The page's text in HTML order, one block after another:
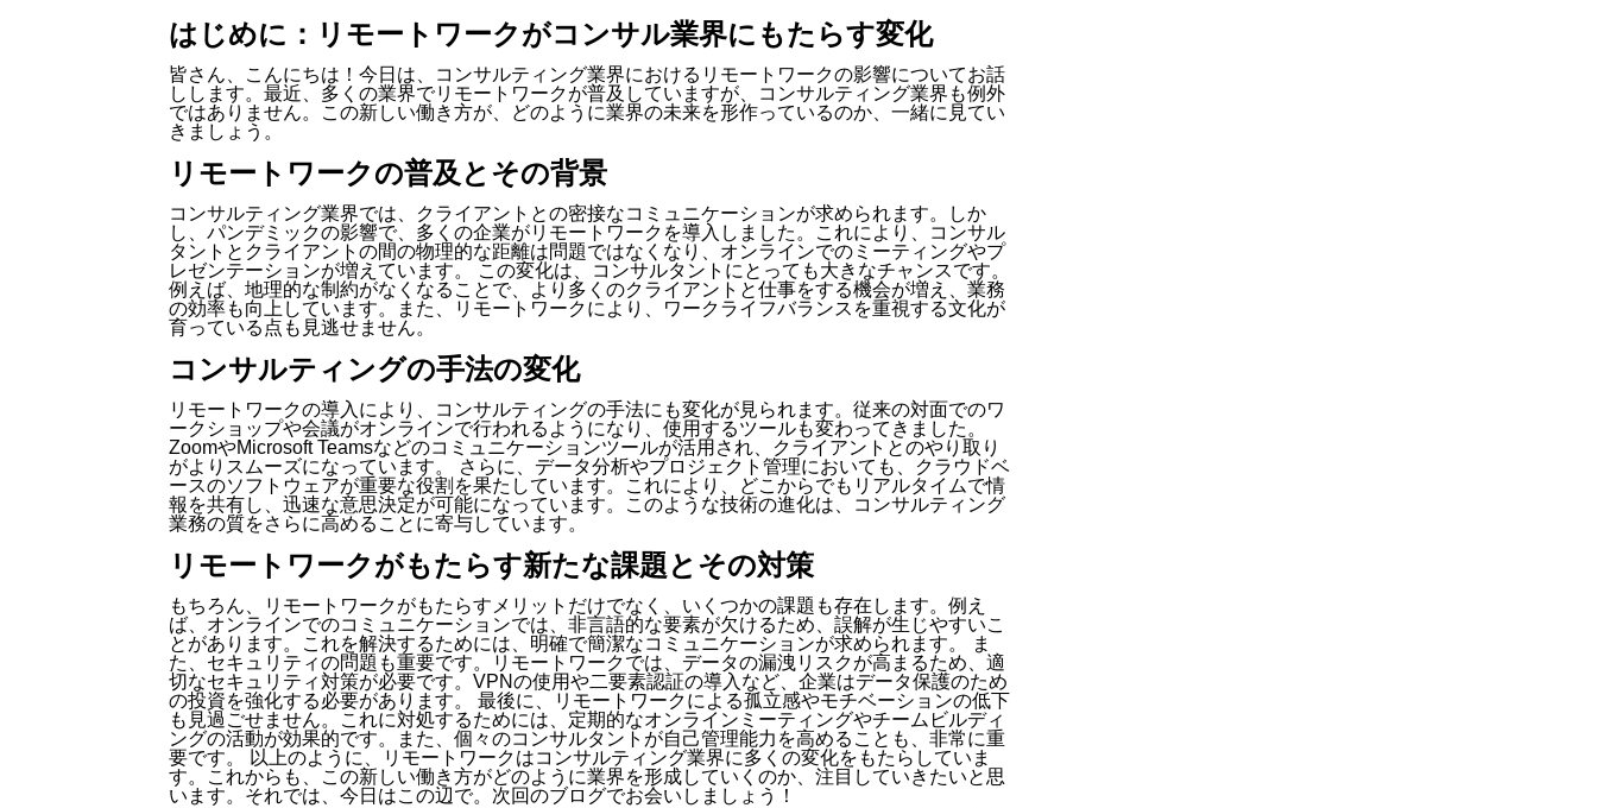
はじめに：リモートワークがコンサル業界にもたらす変化
皆さん、こんにちは！今日は、コンサルティング業界におけるリモートワークの影響についてお話
しします。最近、多くの業界でリモートワークが普及していますが、コンサルティング業界も例外
ではありません。この新しい働き方が、どのように業界の未来を形作っているのか、一緒に見てい
きましょう。
リモートワークの普及とその背景
コンサルティング業界では、クライアントとの密接なコミュニケーションが求められます。しか
し、パンデミックの影響で、多くの企業がリモートワークを導入しました。これにより、コンサル
タントとクライアントの間の物理的な距離は問題ではなくなり、オンラインでのミーティングやプ
レゼンテーションが増えています。 この変化は、コンサルタントにとっても大きなチャンスです。
例えば、地理的な制約がなくなることで、より多くのクライアントと仕事をする機会が増え、業務
の効率も向上しています。また、リモートワークにより、ワークライフバランスを重視する文化が
育っている点も見逃せません。
コンサルティングの手法の変化
リモートワークの導入により、コンサルティングの手法にも変化が見られます。従来の対面でのワ
ークショップや会議がオンラインで行われるようになり、使用するツールも変わってきました。
ZoomやMicrosoft Teamsなどのコミュニケーションツールが活用され、クライアントとのやり取り
がよりスムーズになっています。 さらに、データ分析やプロジェクト管理においても、クラウドベ
ースのソフトウェアが重要な役割を果たしています。これにより、どこからでもリアルタイムで情
報を共有し、迅速な意思決定が可能になっています。このような技術の進化は、コンサルティング
業務の質をさらに高めることに寄与しています。
リモートワークがもたらす新たな課題とその対策
もちろん、リモートワークがもたらすメリットだけでなく、いくつかの課題も存在します。例え
ば、オンラインでのコミュニケーションでは、非言語的な要素が欠けるため、誤解が生じやすいこ
とがあります。これを解決するためには、明確で簡潔なコミュニケーションが求められます。 ま
た、セキュリティの問題も重要です。リモートワークでは、データの漏洩リスクが高まるため、適
切なセキュリティ対策が必要です。VPNの使用や二要素認証の導入など、企業はデータ保護のため
の投資を強化する必要があります。 最後に、リモートワークによる孤立感やモチベーションの低下
も見過ごせません。これに対処するためには、定期的なオンラインミーティングやチームビルディ
ングの活動が効果的です。また、個々のコンサルタントが自己管理能力を高めることも、非常に重
要です。 以上のように、リモートワークはコンサルティング業界に多くの変化をもたらしていま
す。これからも、この新しい働き方がどのように業界を形成していくのか、注目していきたいと思
います。それでは、今日はこの辺で。次回のブログでお会いしましょう！